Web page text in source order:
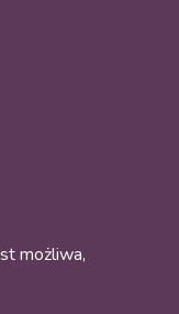
możliwa,